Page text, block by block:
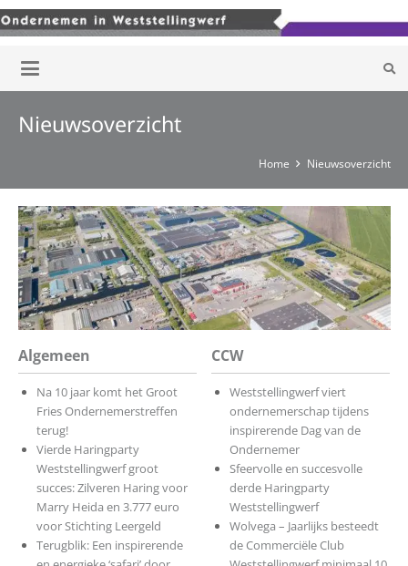
Nieuwsoverzicht
Home Nieuwsoverzicht
Algemeen
Na 10 jaar komt het Groot
Fries Ondernemerstreffen
terug!
Vierde Haringparty
Weststellingwerf groot
succes: Zilveren Haring voor
Marry Heida en 3.777 euro
voor Stichting Leergeld
Terugblik: Een inspirerende
CCW
Weststellingwerf viert
ondernemerschap tijdens
inspirerende Dag van de
Ondernemer
Sfeervolle en succesvolle
derde Haringparty
Weststellingwerf
Wolvega – Jaarlijks besteedt
de Commerciële Club